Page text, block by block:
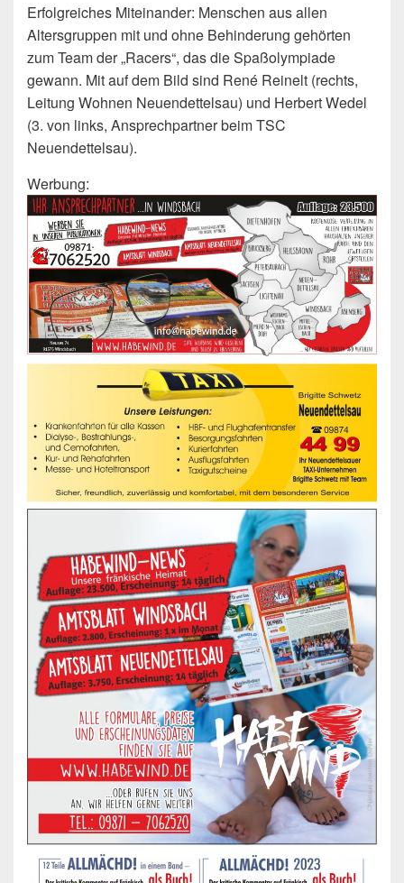
Erfolgreiches Miteinander: Menschen aus allen
Altersgruppen mit und ohne Behinderung gehörten
zum Team der „Racers“, das die Spaßolympiade
gewann. Mit auf dem Bild sind René Reinelt (rechts,
Leitung Wohnen Neuendettelsau) und Herbert Wedel
(3. von links, Ansprechpartner beim TSC
Neuendettelsau).
Werbung: